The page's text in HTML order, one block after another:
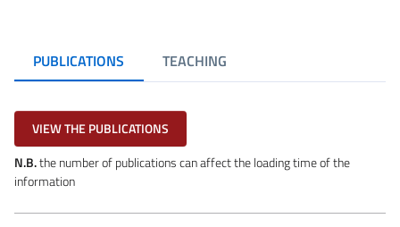
PUBLICATIONS TEACHING
VIEW THE PUBLICATIONS
N.B.the number of publications can affect the loading time of the
information